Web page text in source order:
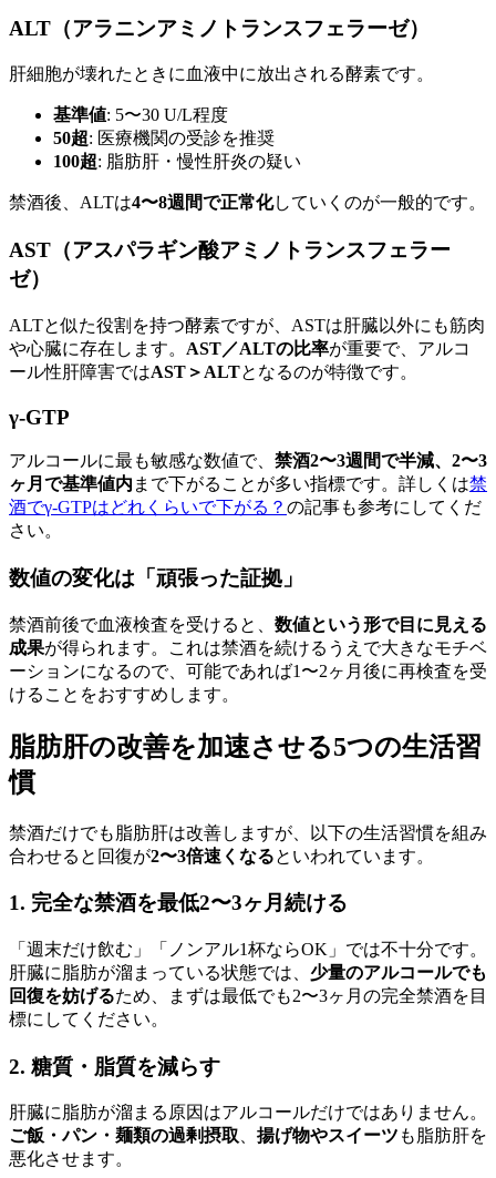
ALT（アラニンアミノトランスフェラーゼ）
肝細胞が壊れたときに血液中に放出される酵素です。
基準値: 5〜30 U/L程度
50超: 医療機関の受診を推奨
100超: 脂肪肝・慢性肝炎の疑い
禁酒後、ALTは4〜8週間で正常化していくのが一般的です。
AST（アスパラギン酸アミノトランスフェラー
ゼ）
ALTと似た役割を持つ酵素ですが、ASTは肝臓以外にも筋肉
や心臓に存在します。 AST／ALTの比率が重要で、アルコ
ール性肝障害ではAST＞ALTとなるのが特徴です。
γ-GTP
アルコールに最も敏感な数値で、 禁酒2〜3週間で半減、2〜3
ヶ月で基準値内 まで下がることが多い指標です。詳しくは禁
酒でγ-GTPはどれくらいで下がる？ の記事も参考にしてくだ
さい。
数値の変化は「頑張った証拠」
禁酒前後で血液検査を受けると、 数値という形で目に見える
成果が得られます。これは禁酒を続けるうえで大きなモチベ
ーションになるので、可能であれば1〜2ヶ月後に再検査を受
けることをおすすめします。
脂肪肝の改善を加速させる5つの生活習
慣
禁酒だけでも脂肪肝は改善しますが、以下の生活習慣を組み
合わせると回復が2〜3倍速くなるといわれています。
1. 完全な禁酒を最低2〜3ヶ月続ける
「週末だけ飲む」「ノンアル1杯ならOK」では不十分です。
肝臓に脂肪が溜まっている状態では、 少量のアルコールでも
回復を妨げるため、まずは最低でも2〜3ヶ月の完全禁酒を目
標にしてください。
2. 糖質・脂質を減らす
肝臓に脂肪が溜まる原因はアルコールだけではありません。
ご飯・パン・麺類の過剰摂取、 揚げ物やスイーツ も脂肪肝を
悪化させます。